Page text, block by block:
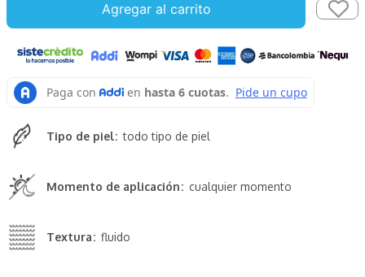
Agregar al carrito
Tipo de piel todo tipo de piel
Textura fluido
Momento de aplicación cualquier momento